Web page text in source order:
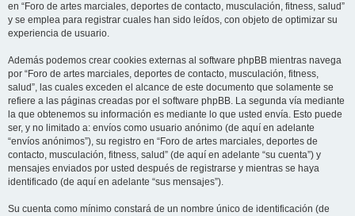
en “Foro de artes marciales, deportes de contacto, musculación, fitness, salud”
y se emplea para registrar cuales han sido leídos, con objeto de optimizar su
experiencia de usuario.
Además podemos crear cookies externas al software phpBB mientras navega
por “Foro de artes marciales, deportes de contacto, musculación, fitness,
salud”, las cuales exceden el alcance de este documento que solamente se
refiere a las páginas creadas por el software phpBB. La segunda vía mediante
la que obtenemos su información es mediante lo que usted envía. Esto puede
ser, y no limitado a: envíos como usuario anónimo (de aquí en adelante
“envíos anónimos”), su registro en “Foro de artes marciales, deportes de
contacto, musculación, fitness, salud” (de aquí en adelante “su cuenta”) y
mensajes enviados por usted después de registrarse y mientras se haya
identificado (de aquí en adelante “sus mensajes”).
Su cuenta como mínimo constará de un nombre único de identificación (de